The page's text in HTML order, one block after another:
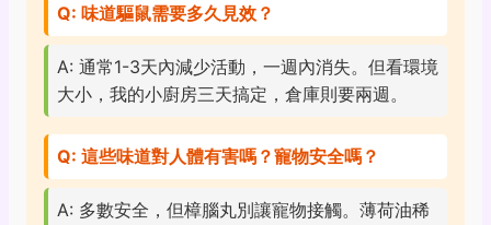
Q: 味道驅鼠需要多久見效？
A: 通常1-3天內減少活動，一週內消失。但看環境
大小，我的小廚房三天搞定，倉庫則要兩週。
Q: 這些味道對人體有害嗎？寵物安全嗎？
A: 多數安全，但樟腦丸別讓寵物接觸。薄荷油稀